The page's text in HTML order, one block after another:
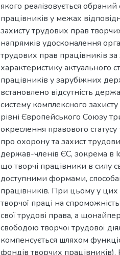
якого реалізовується
працівників у межах
захисту трудових прав
напрямків удосконалення
трудових прав працівників
характеристику актуального
працівників у зарубіжних
встановлено відсутність
систему комплексного
рівні Європейського Союзу
окреслення правового
про охорону та захист
держав-членів ЄС, зокрема в
що творчі працівники в силу
доступними формами,
працівників. При цьому у
творчої праці на
свої трудові права, а
свободою творчої трудової
компенсується шляхом
фондів творчих